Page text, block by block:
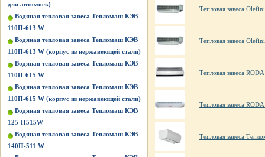
для автомоек)
Водяная тепловая завеса Тепломаш КЭВ
110П-613 W
Водяная тепловая завеса Тепломаш КЭВ
110П-613 W (корпус из нержавеющей стали)
Водяная тепловая завеса Тепломаш КЭВ
110П-615 W
Водяная тепловая завеса Тепломаш КЭВ
110П-615 W (корпус из нержавеющей стали)
Водяная тепловая завеса Тепломаш КЭВ
125-П515W
Водяная тепловая завеса Тепломаш КЭВ
140П-511 W
Тепловая завеса
Тепловая завеса
Тепловая завеса
Тепловая завеса
Тепловая завеса